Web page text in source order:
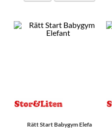
Rätt Start Babygym Elefa